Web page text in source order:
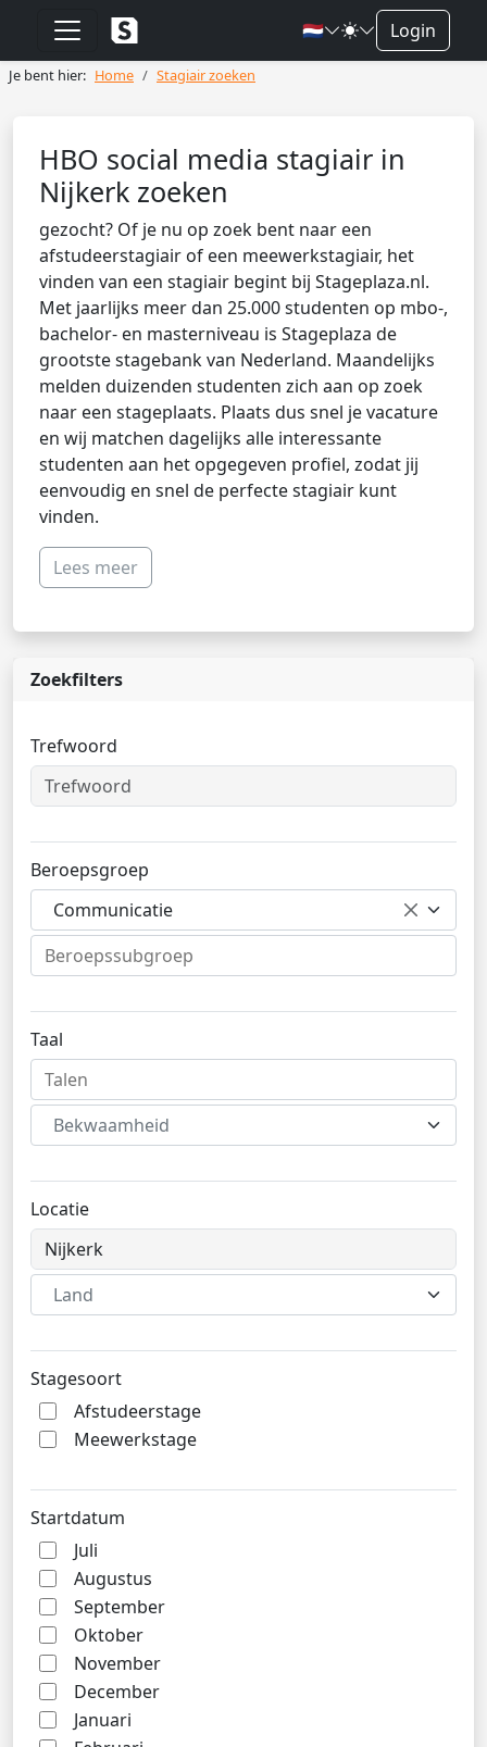
🇳🇱 Login
Je bent hier: Home Stagiair zoeken
HBO social media stagiair in
Nijkerk zoeken
gezocht? Of je nu op zoek bent naar een
afstudeerstagiair of een meewerkstagiair, het
vinden van een stagiair begint bij Stageplaza.nl.
Met jaarlijks meer dan 25.000 studenten op mbo-,
bachelor- en masterniveau is Stageplaza de
grootste stagebank van Nederland. Maandelijks
melden duizenden studenten zich aan op zoek
naar een stageplaats. Plaats dus snel je vacature
en wij matchen dagelijks alle interessante
studenten aan het opgegeven profiel, zodat jij
eenvoudig en snel de perfecte stagiair kunt
vinden.
Lees meer
Zoekfilters
Trefwoord
Beroepsgroep
Communicatie
Taal
Bekwaamheid
Locatie
Land
Stagesoort
Afstudeerstage
Meewerkstage
Startdatum
Juli
Augustus
September
Oktober
November
December
Januari